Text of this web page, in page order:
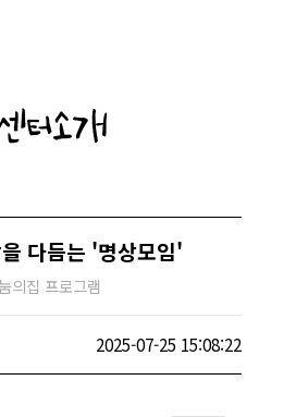
터소개
다듬는 '명상모임'
의집 프로그램
2025-07-25 15:08:22